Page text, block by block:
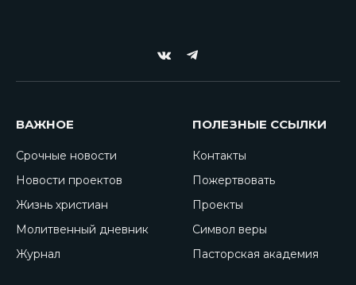
VKontakte
Telegram
ВАЖНОЕ
Срочные новости
Новости проектов
Жизнь христиан
Молитвенный дневник
Журнал
ПОЛЕЗНЫЕ ССЫЛКИ
Контакты
Пожертвовать
Проекты
Символ веры
Пасторская академия